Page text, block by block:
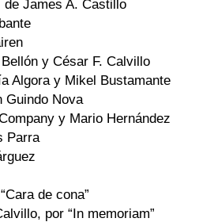
de James A. Castillo
y César F. Calvillo
Algora y Mikel Bustamante
Guindo Nova
y Mario Hernández
Parra
de cona”
por “In memoriam”